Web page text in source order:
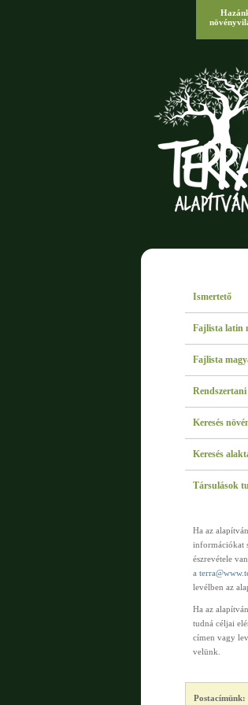
Ismertető
Fajlista latin
Fajlista
Keresés
Keresés
Társulások
Ha az
információkat
észrevétele
a
levélben az
Ha az
tudná céljai
címen vagy
velünk.
Postacímünk: